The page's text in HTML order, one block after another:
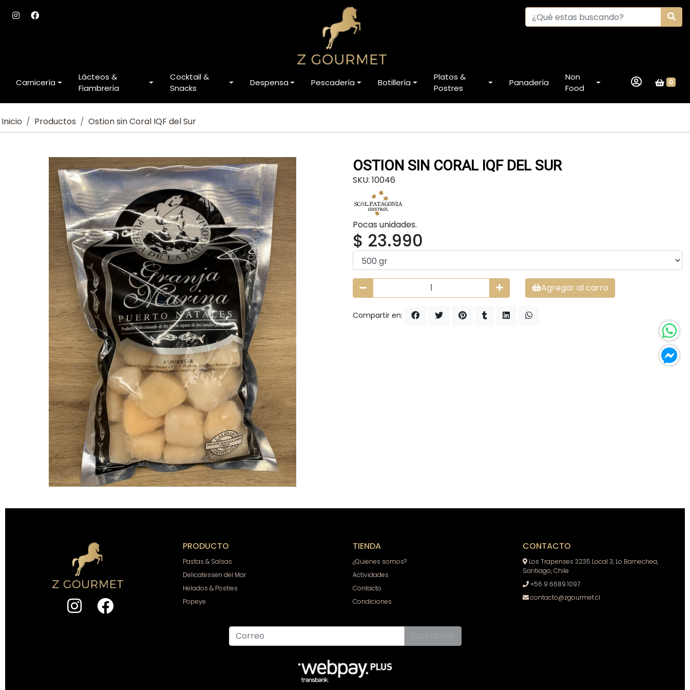
Carnicería
Lácteos &
Fiambrería
Cocktail &
Snacks
Despensa Pescadería Botillería
Platos &
Postres
Panadería
Non
Food
0
Inicio Productos Ostion sin Coral IQF del Sur
OSTION SIN CORAL IQF DEL SUR
SKU: 10046
Pocas unidades.
$ 23.990
Agregar al carro
Compartir en:
PRODUCTO
Pastas & Salsas
Delicatessen del Mar
Helados & Postres
Popeye
TIENDA
¿Quienes somos?
Actividades
Contacto
Condiciones
CONTACTO
Los Trapenses 3235 Local 3, Lo Barnechea,
Santiago, Chile
+56 9 6689 1097
contacto@zgourmet.cl